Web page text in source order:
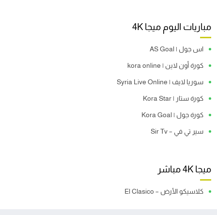
مباريات اليوم ميجا 4K
اس جول | AS Goal
كورة أون لاين | kora online
سوريا لايف | Syria Live Online
كورة ستار | Kora Star
كورة جول | Kora Goal
سير تي في – Sir Tv
ميجا 4K مباشر
كلاسيكو الأرض – El Clasico